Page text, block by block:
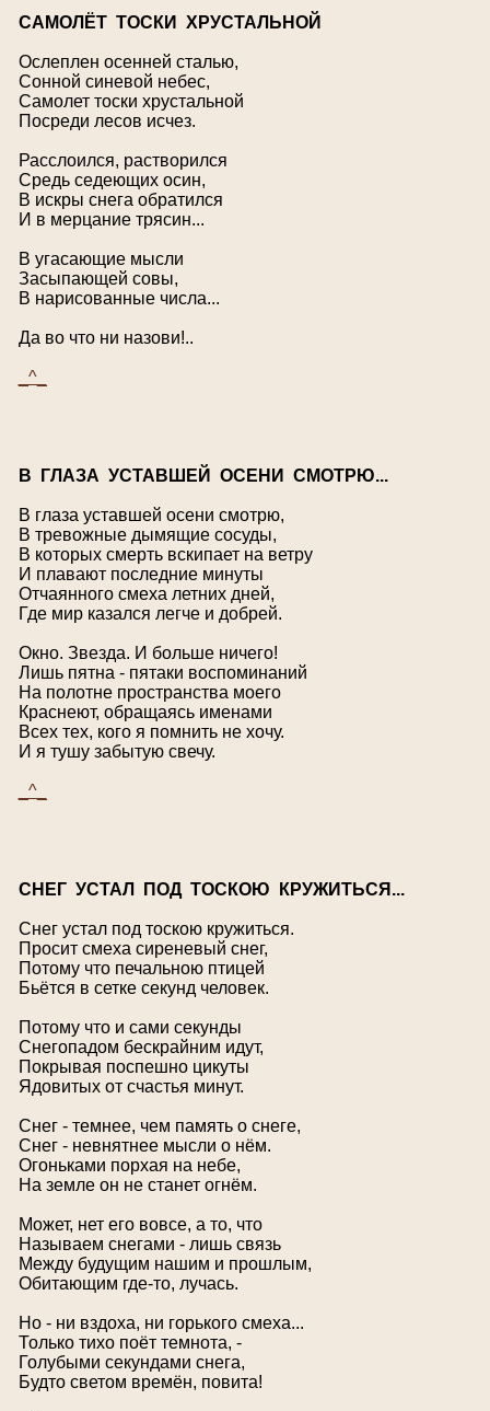
САМОЛЁТ ТОСКИ ХРУСТАЛЬНОЙ
Ослеплен осенней сталью,
Сонной синевой небес,
Самолет тоски хрустальной
Посреди лесов исчез.
Расслоился, растворился
Средь седеющих осин,
В искры снега обратился
И в мерцание трясин...
В угасающие мысли
Засыпающей совы,
В нарисованные числа...
Да во что ни назови!..
_^_
В ГЛАЗА УСТАВШЕЙ ОСЕНИ СМОТРЮ...
В глаза уставшей осени смотрю,
В тревожные дымящие сосуды,
В которых смерть вскипает на ветру
И плавают последние минуты
Отчаянного смеха летних дней,
Где мир казался легче и добрей.
Окно. Звезда. И больше ничего!
Лишь пятна - пятаки воспоминаний
На полотне пространства моего
Краснеют, обращаясь именами
Всех тех, кого я помнить не хочу.
И я тушу забытую свечу.
_^_
С НЕГ УСТАЛ ПОД ТОСКОЮ КРУЖИТЬСЯ...
Снег устал под тоскою кружиться.
Просит смеха сиреневый снег,
Потому что печальною птицей
Бьётся в сетке секунд человек.
Потому что и сами секунды
Снегопадом бескрайним идут,
Покрывая поспешно цикуты
Ядовитых от счастья минут.
Снег - темнее, чем память о снеге,
Снег - невнятнее мысли о нём.
Огоньками порхая на небе,
На земле он не станет огнём.
Может, нет его вовсе, а то, что
Называем снегами - лишь связь
Между будущим нашим и прошлым,
Обитающим где-то, лучась.
Но - ни вздоха, ни горького смеха...
Только тихо поёт темнота, -
Голубыми секундами снега,
Будто светом времён, повита!